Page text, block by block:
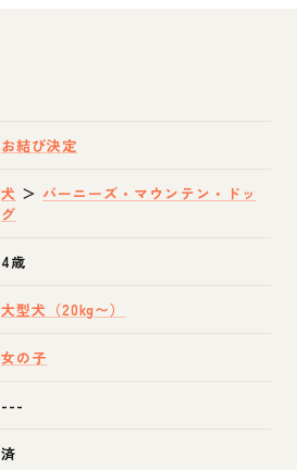
お結び決定
犬 ＞ バーニーズ・マウンテン・ドッ
グ
4歳
大型犬（20kg〜）
女の子
---
済